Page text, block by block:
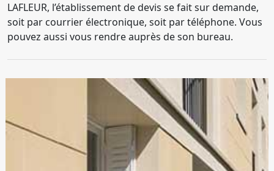
LAFLEUR, l’établissement de devis se fait sur demande,
soit par courrier électronique, soit par téléphone. Vous
pouvez aussi vous rendre auprès de son bureau.